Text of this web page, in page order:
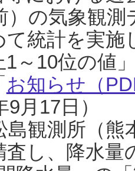
）の気象観
て統計を実
1～10位の値
お知らせ（
月17日）
島観測所（熊
査し、降水